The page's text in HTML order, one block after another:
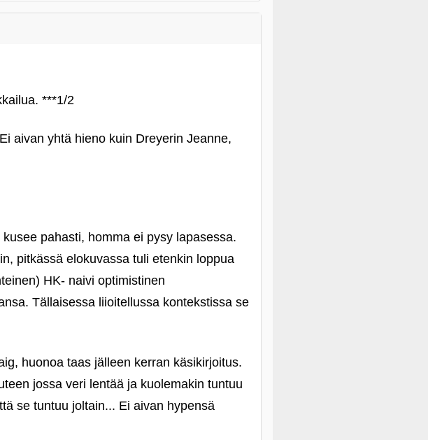
***1/2
aivan yhtä hieno kuin Dreyerin Jeanne,
pahasti, homma ei pysy lapasessa.
pitkässä elokuvassa tuli etenkin loppua
HK- naivi optimistinen
Tällaisessa liioitellussa kontekstissa se
huonoa taas jälleen kerran käsikirjoitus.
jossa veri lentää ja kuolemakin tuntuu
se tuntuu joltain... Ei aivan hypensä